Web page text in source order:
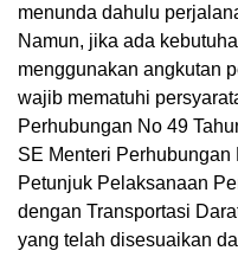
menunda dahulu
Namun, jika ada
menggunakan angkutan
wajib mematuhi
Perhubungan No 49
SE Menteri Perhubungan
Petunjuk Pelaksanaan
dengan Transportasi
yang telah disesuaikan